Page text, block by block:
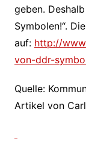
geben.
Symbolen!“.
auf: http://
von-ddr-
Quelle:
Artikel von